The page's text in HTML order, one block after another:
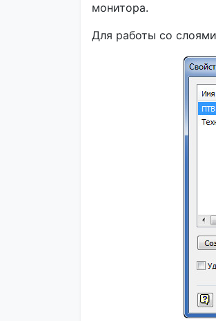
монитора.
Для работы со